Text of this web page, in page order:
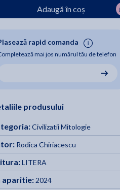
Adaugă în coș
rapid comanda
mai jos numărul tău de telefon
produsului
Civilizatii Mitologie
Rodica Chiriacescu
LITERA
aparitie:2024